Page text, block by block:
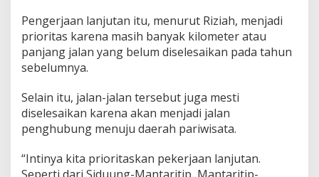
Pengerjaan lanjutan itu, menurut Riziah, menjadi
prioritas karena masih banyak kilometer atau
panjang jalan yang belum diselesaikan pada tahun
sebelumnya.
Selain itu, jalan-jalan tersebut juga mesti
diselesaikan karena akan menjadi jalan
penghubung menuju daerah pariwisata.
“Intinya kita prioritaskan pekerjaan lanjutan.